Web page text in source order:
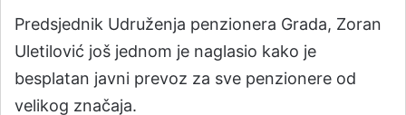
Predsjednik Udruženja penzionera Grada, Zoran
Uletilović još jednom je naglasio kako je
besplatan javni prevoz za sve penzionere od
velikog značaja.